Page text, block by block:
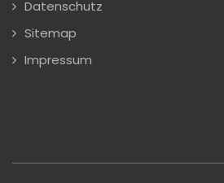
Datenschutz
Sitemap
Impressum